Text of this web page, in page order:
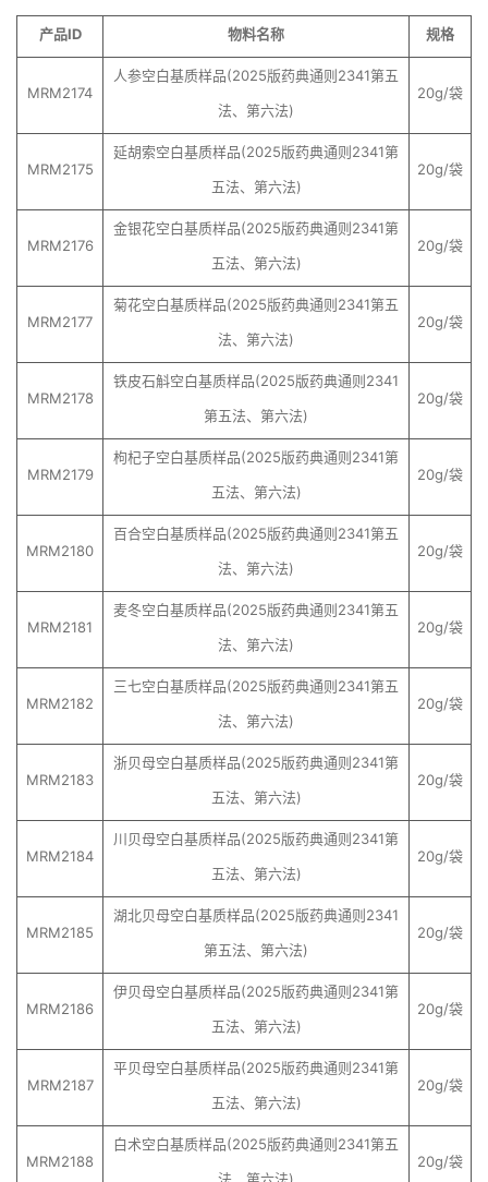
产品ID 物料名称 规格
MRM2174
人参空白基质样品(2025版药典通则2341第五
法、第六法)
20g/袋
MRM2175
延胡索空白基质样品(2025版药典通则2341第
五法、第六法)
20g/袋
MRM2176
金银花空白基质样品(2025版药典通则2341第
五法、第六法)
20g/袋
MRM2177
菊花空白基质样品(2025版药典通则2341第五
法、第六法)
20g/袋
MRM2178
铁皮石斛空白基质样品(2025版药典通则2341
第五法、第六法)
20g/袋
MRM2179
枸杞子空白基质样品(2025版药典通则2341第
五法、第六法)
20g/袋
MRM2180
百合空白基质样品(2025版药典通则2341第五
法、第六法)
20g/袋
MRM2181
麦冬空白基质样品(2025版药典通则2341第五
法、第六法)
20g/袋
MRM2182
三七空白基质样品(2025版药典通则2341第五
法、第六法)
20g/袋
MRM2183
浙贝母空白基质样品(2025版药典通则2341第
五法、第六法)
20g/袋
MRM2184
川贝母空白基质样品(2025版药典通则2341第
五法、第六法)
20g/袋
MRM2185
湖北贝母空白基质样品(2025版药典通则2341
第五法、第六法)
20g/袋
MRM2186
伊贝母空白基质样品(2025版药典通则2341第
五法、第六法)
20g/袋
MRM2187
平贝母空白基质样品(2025版药典通则2341第
五法、第六法)
20g/袋
MRM2188
白术空白基质样品(2025版药典通则2341第五
20g/袋